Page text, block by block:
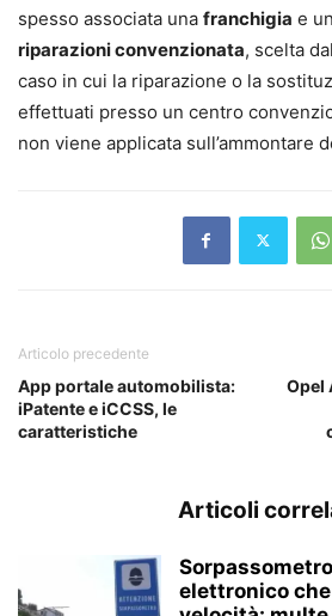
spesso associata una franchigia e
riparazioni convenzionata, scelta
caso in cui la riparazione o la
effettuati presso un centro
non viene applicata sull’ammontare
Articolo precedente
App portale automobilista:
iPatente e iCCSS, le
caratteristiche
Opel
Articoli
elettronico